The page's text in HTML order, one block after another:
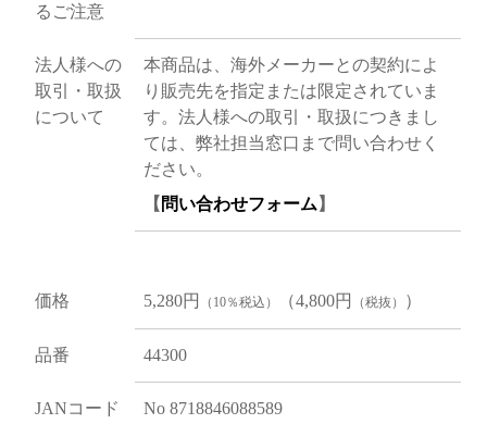
るご注意
法人様への
取引・取扱
について
本商品は、海外メーカーとの契約によ
り販売先を指定または限定されていま
す。法人様への取引・取扱につきまし
ては、弊社担当窓口まで問い合わせく
ださい。
【 問い合わせフォーム 】
価格 5,280円 （10％税込） （4,800円 （税抜） ）
品番 44300
JANコード No 8718846088589